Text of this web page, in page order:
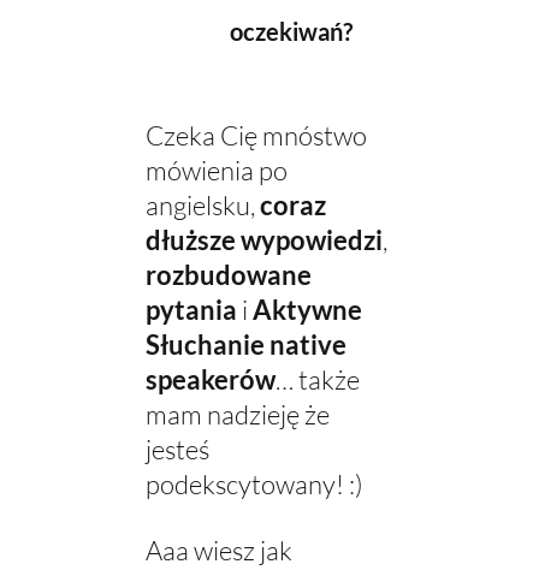
oczekiwań?
Czeka Cię mnóstwo
mówienia po
angielsku,coraz
dłuższe wypowiedzi,
rozbudowane
pytania iAktywne
Słuchanie native
speakerów… także
mam nadzieję że
jesteś
podekscytowany! :)
Aaa wiesz jak